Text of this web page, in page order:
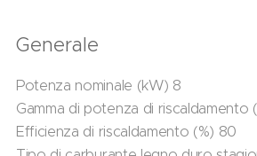
Generale
Potenza nominale (kW) 8
Gamma di potenza di riscaldamento
Efficienza di riscaldamento (%) 80